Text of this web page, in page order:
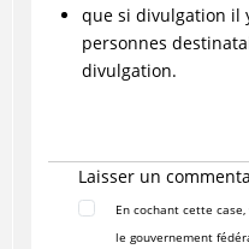
que si divulgation il
personnes
divulgation.
Laisser un
En cochant cette
le gouvernement